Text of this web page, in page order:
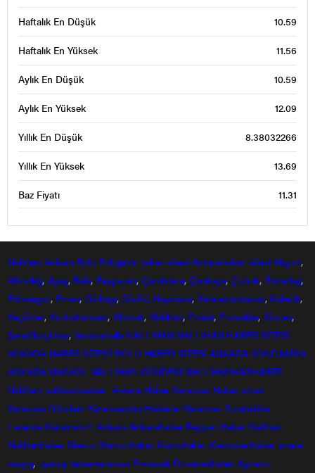
Haftalık En Düşük 10.59
Haftalık En Yüksek 11.56
Aylık En Düşük 10.59
Aylık En Yüksek 12.09
Yıllık En Düşük 8.38032266
Yıllık En Yüksek 13.69
Baz Fiyatı 11.31
Nallıhan Ankara Bolu Eskişehir haber sitesi Ankarahabersitesi Akyurt,
Altındağ,Ayaş, Balâ, Beypazarı, Çamlıdere, Çankaya, Çubuk, Elmadağ,
Etimesgut, Evren,Gölbaşı,Güdül, Haymana, Kahramankazan, Kalecik,
Keçiören, Kızılcahamam, Mamak, Nallıhan, Polatlı, Pursaklar,Sincan,
Şereflikoçhisar,Yenimahalle NALLIHAN NALLIHAN HABER SİTESİ
ANKARA HABER SİTESİ BOLU HABER SİTESİ ANKARA SONDAKİKA
ANKARA MASASI NALLIHAN GÜNDEM NALLIHANHASHABER
Nallihan nallihanhasber Ankara Haber Karaman Haber sitesi
Karaman Gündem Karamandan Haberler Karaman Sondakika
Larende Karaman24 Ankara Ankarahaber Beyparı Haber Nallıhan
Nalıhanhaber Memur Memurhaber Kamuhaber Kamudanhaber imaret
asayiş, uyanış haberkaraman Ermenek Ermenekhaber Ayrancı